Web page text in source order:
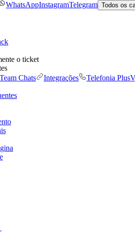
WhatsAppInstagramTelegram Todos os
o ticket
Chats Integrações Telefonia Plus